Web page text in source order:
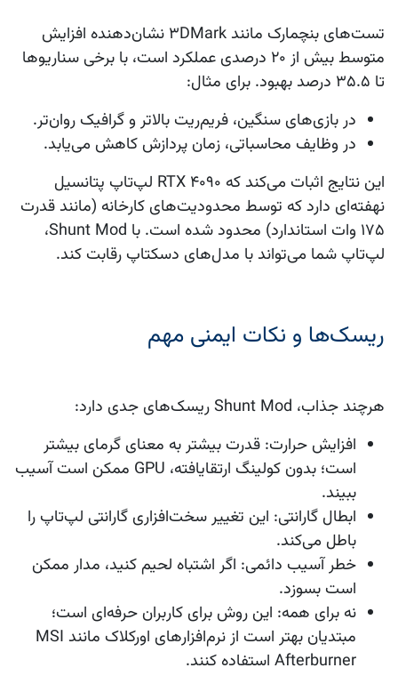
تست‌های بنچمارک مانند 3DMark نشان‌دهنده افزایش
متوسط بیش از ۲۰ درصدی عملکرد است، با برخی سناریوها
تا ۳۵.۵ درصد بهبود. برای مثال:
در بازی‌های سنگین، فریم‌ریت بالاتر و گرافیک روان‌تر.
در وظایف محاسباتی، زمان پردازش کاهش می‌یابد.
این نتایج اثبات می‌کند که RTX ۴۰۹۰ لپ‌تاپ پتانسیل
نهفته‌ای دارد که توسط محدودیت‌های کارخانه (مانند قدرت
۱۷۵ وات استاندارد) محدود شده است. با Shunt Mod،
لپ‌تاپ شما می‌تواند با مدل‌های دسکتاپ رقابت کند.
ریسک‌ها و نکات ایمنی مهم
هرچند جذاب، Shunt Mod ریسک‌های جدی دارد:
افزایش حرارت: قدرت بیشتر به معنای گرمای بیشتر
است؛ بدون کولینگ ارتقایافته، GPU ممکن است آسیب
ببیند.
ابطال گارانتی: این تغییر سخت‌افزاری گارانتی لپ‌تاپ را
باطل می‌کند.
خطر آسیب دائمی: اگر اشتباه لحیم کنید، مدار ممکن
است بسوزد.
نه برای همه: این روش برای کاربران حرفه‌ای است؛
مبتدیان بهتر است از نرم‌افزارهای اورکلاک مانند MSI
Afterburner استفاده کنند.